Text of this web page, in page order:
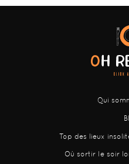
Qui
Top des lieux
Où sortir le soir